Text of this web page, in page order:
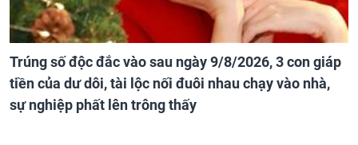
Trúng số độc đắc vào sau ngày 9/8/2026, 3 con giáp
tiền của dư dôi, tài lộc nối đuôi nhau chạy vào nhà,
sự nghiệp phất lên trông thấy